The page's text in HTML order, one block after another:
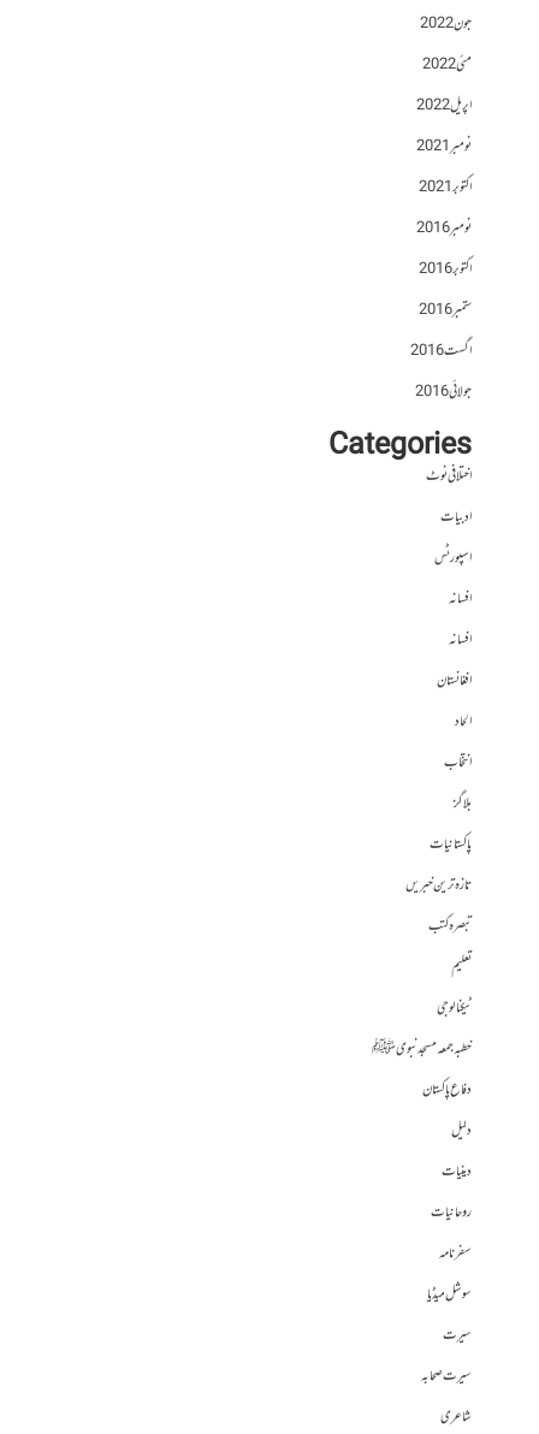
جون 2022
مئی 2022
اپریل 2022
نومبر 2021
اکتوبر 2021
نومبر 2016
اکتوبر 2016
ستمبر 2016
اگست 2016
جولائی 2016
Categories
اختلافی نوٹ
ادبیات
اسپورٹس
افسانہ
افسانہ
افغانستان
الحاد
انتخاب
بلاگز
پاکستانیات
تازہ ترین خبریں
تبصرہ کتب
تعلیم
ٹیکنالوجی
خطبہ جمعہ مسجد نبوی ﷺ
دفاع پاکستان
دلیل
دینیات
روحانیات
سفرنامہ
سوشل میڈیا
سیرت
سیرت صحابہ
شاعری